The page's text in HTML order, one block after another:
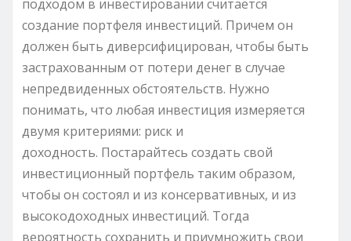
подходом в инвестировании считается
создание портфеля инвестиций. Причем он
должен быть диверсифицирован, чтобы быть
застрахованным от потери денег в случае
непредвиденных обстоятельств. Нужно
понимать, что любая инвестиция измеряется
двумя критериями: риск и
доходность. Постарайтесь создать свой
инвестиционный портфель таким образом,
чтобы он состоял и из консервативных, и из
высокодоходных инвестиций. Тогда
вероятность сохранить и приумножить свои